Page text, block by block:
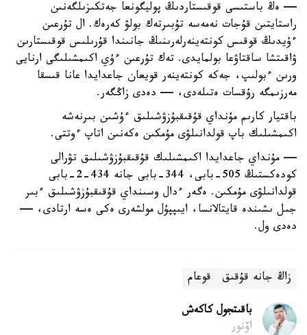
— ەڭ باستىسى قوقىستاردىڭ پوليگونعا جەتكىزىلگەنىن
راستايتىن قۇجات نەمەسە تۇبىرتەك بولۋ كەرەك. ال تۇرعىن
ءۇيدىڭ قوقىس كونتەينەرلەرىنىڭ جانىندا قۇرىلىس قوقىستارىن
ۋاقىتشا ساقتاۋعا بولمايدى. تەك تۇرعىن ءۇي اكىمشىلىگى ارنايى
ورىن ءبولىپ، جەكە كونتەينەر قويعان جاعدايدا عانا قىسقا
مەرزىمگە رۇقسات ەتىلەدى، — دەدى زاڭگەر.
باقتيار كارىم مۇنداي قۇقىقبۇزۋشىلىق ءۇشىن بىرنەشە
اكىمشىلىك باپ قولدانىلۋى مۇمكىن ەكەنىن اتاپ ءوتتى.
— مۇنداي جاعدايدا اكىمشىلىك قۇقىقبۇزۋشىلىق تۋرالى
كودەكستىڭ 505-بابى، 344-بابى جانە 434-2-بابى
قولدانىلۋى مۇمكىن. ەگەر ءدال وسىنداي قۇقىقبۇزۋشىلىق ءبىر
جىل ىشىندە قايتالانسا، ايىپپۇل مولشەرى ەكى ەسە ارتادى، —
دەدى ول.
زاڭ جانە قۇقىق قوعام
باقىتجول كاكەش
اۆتور